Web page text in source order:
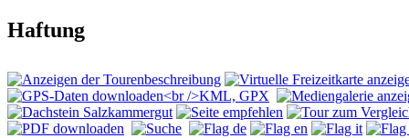
Haftung